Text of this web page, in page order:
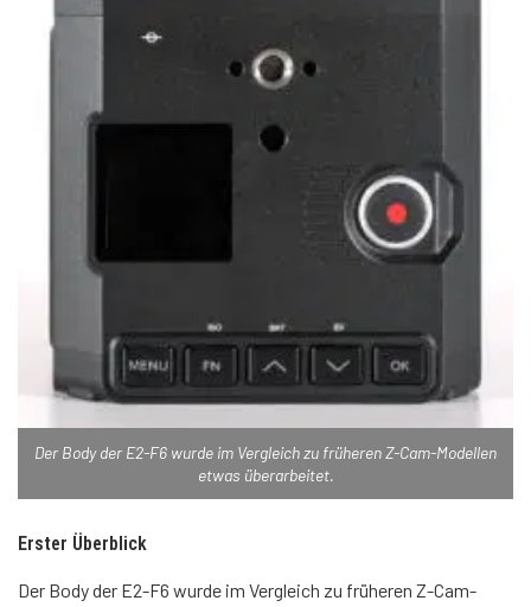
Der Body der E2-F6 wurde im Vergleich zu früheren Z-Cam-Modellen
etwas überarbeitet.
Erster Überblick
Der Body der E2-F6 wurde im Vergleich zu früheren Z-Cam-